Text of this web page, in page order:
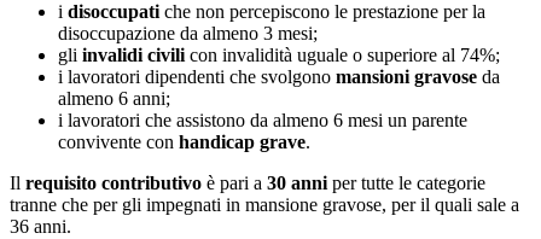
i disoccupati che non percepiscono le prestazione per la
disoccupazione da almeno 3 mesi;
gli invalidi civili con invalidità uguale o superiore al 74%;
i lavoratori dipendenti che svolgono mansioni gravose da
almeno 6 anni;
i lavoratori che assistono da almeno 6 mesi un parente
convivente con handicap grave.
Il requisito contributivo è pari a 30 anni per tutte le categorie
tranne che per gli impegnati in mansione gravose, per il quali sale a
36 anni.